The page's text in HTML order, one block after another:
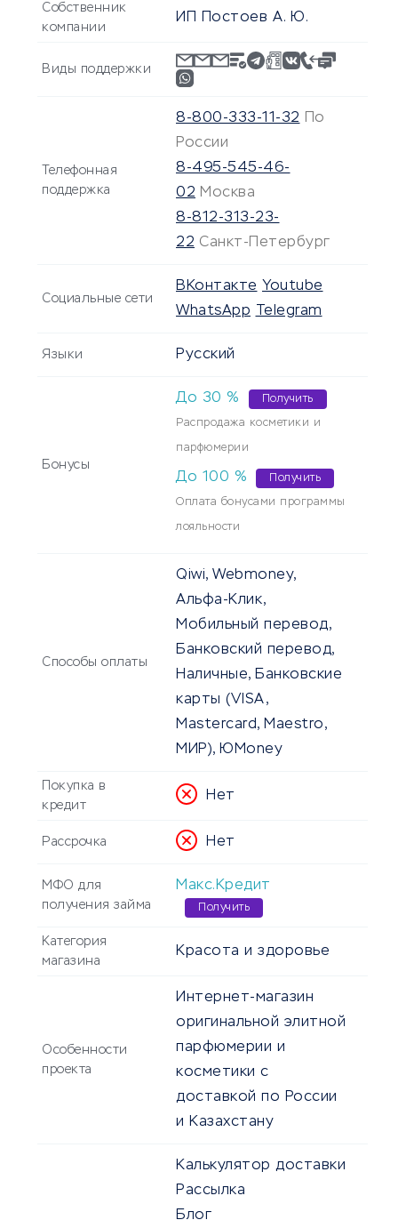
Собственник
компании
ИП Постоев А. Ю.
Виды поддержки
Телефонная
поддержка
8-800-333-11-32 По
России
8-495-545-46-
02 Москва
8-812-313-23-
22 Санкт-Петербург
Социальные сети
ВКонтакте Youtube
WhatsApp
Telegram
Языки Русский
Бонусы
До 30 % Получить
Распродажа косметики и
парфюмерии
До 100 % Получить
Оплата бонусами программы
лояльности
Способы оплаты
Qiwi, Webmoney,
Альфа-Клик,
Мобильный перевод,
Банковский перевод,
Наличные, Банковские
карты (VISA,
Mastercard, Maestro,
МИР), ЮMoney
Покупка в
кредит
Нет
Рассрочка Нет
МФО для
получения займа
Макс.Кредит
Получить
Категория
магазина
Красота и здоровье
Особенности
проекта
Интернет-магазин
оригинальной элитной
парфюмерии и
косметики с
доставкой по России
и Казахстану
Калькулятор доставки
Рассылка
Блог